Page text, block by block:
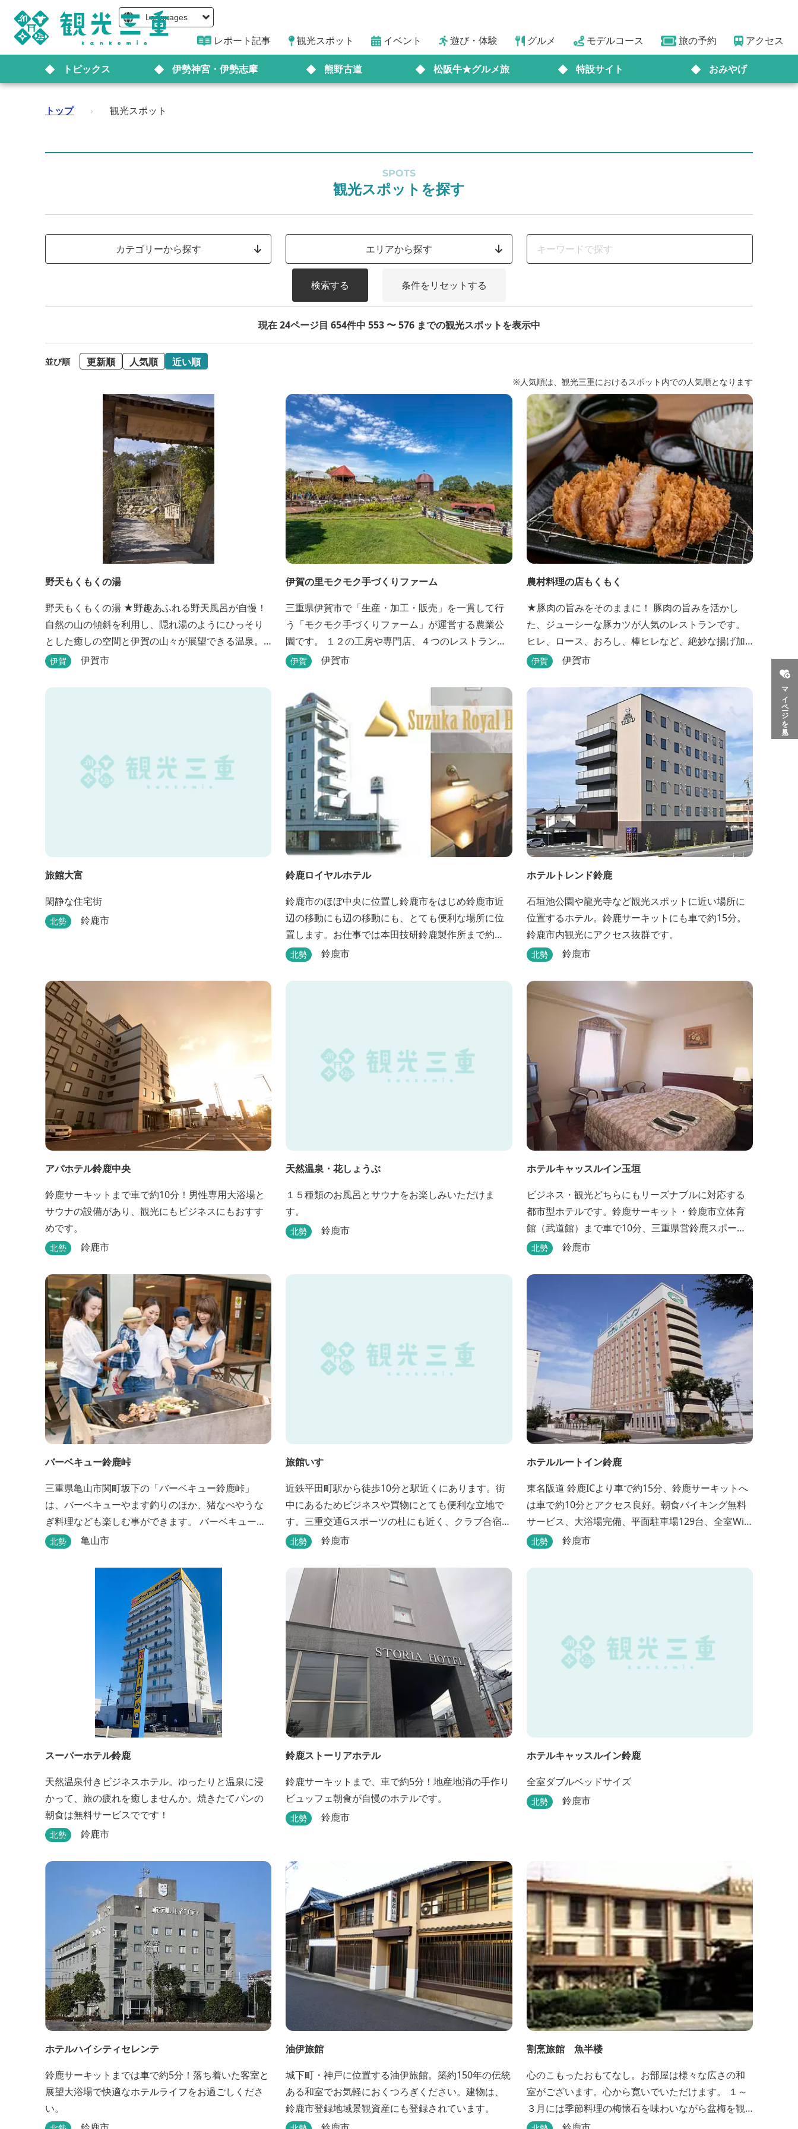
Languages
レポート記事 観光スポット イベント 遊び・体験 グルメ モデルコース 旅の予約 アクセス
トピックス 伊勢神宮・伊勢志摩 熊野古道 松阪牛★グルメ旅 特設サイト おみやげ
マイページを見る
トップ › 観光スポット
SPOTS
観光スポットを探す
カテゴリーから探す エリアから探す
検索する 条件をリセットする
現在 24ページ目 654件中 553 〜 576 までの観光スポットを表示中
並び順 更新順 人気順 近い順
※人気順は、観光三重におけるスポット内での人気順となります
野天もくもくの湯
野天もくもくの湯 ★野趣あふれる野天風呂が自慢！
自然の山の傾斜を利用し、隠れ湯のようにひっそり
とした癒しの空間と伊賀の山々が展望できる温泉。
温泉浴を楽しみながら森林浴も楽しめます。一枚岩
魅力です。 ★源泉100％の野天風呂 源泉100％の野
伊賀 伊賀市
伊賀の里モクモク手づくりファーム
三重県伊賀市で「生産・加工・販売」を一貫して行
う「モクモク手づくりファーム」が運営する農業公
園です。 １２の工房や専門店、４つのレストラン・
カフェ、３箇所の体験教室がある他、田んぼやいか
いただける遊び場もあります。 園内では、ミニブタ
くんたちのショーを見たり、ウインナーづくりやパ
ンづくりなどの手づくり体験教室や、食農体験プロ
グラムに参加したり...
伊賀 伊賀市
農村料理の店もくもく
★豚肉の旨みをそのままに！ 豚肉の旨みを活かし
た、ジューシーな豚カツが人気のレストランです。
ヒレ、ロース、おろし、棒ヒレなど、絶妙な揚げ加
減を追求した豚カツです。揚げたてを食べていただ
す。 ★手作りのお蕎麦をお楽しみいただけます！ お
蕎麦は毎日お店で打ってつくっております。北海道
や三重のそば粉を使用してつくる、喉ごしの良い昔
ながらのお蕎麦...
伊賀 伊賀市
旅館大富
閑静な住宅街
北勢 鈴鹿市
鈴鹿ロイヤルホテル
鈴鹿市のほぼ中央に位置し鈴鹿市をはじめ鈴鹿市近
辺の移動にも辺の移動にも、とても便利な場所に位
置します。お仕事では本田技研鈴鹿製作所まで約
500m、行楽では鈴鹿サーキット様まで約1,3キロ、
ロととても近い場所にあります。亀山市へのアクセ
北勢 鈴鹿市
ホテルトレンド鈴鹿
石垣池公園や龍光寺など観光スポットに近い場所に
位置するホテル。鈴鹿サーキットにも車で約15分。
鈴鹿市内観光にアクセス抜群です。
北勢 鈴鹿市
アパホテル鈴鹿中央
鈴鹿サーキットまで車で約10分！男性専用大浴場と
サウナの設備があり、観光にもビジネスにもおすす
めです。
北勢 鈴鹿市
天然温泉・花しょうぶ
１５種類のお風呂とサウナをお楽しみいただけま
す。
北勢 鈴鹿市
ホテルキャッスルイン玉垣
ビジネス・観光どちらにもリーズナブルに対応する
都市型ホテルです。鈴鹿サーキット・鈴鹿市立体育
館（武道館）まで車で10分、三重県営鈴鹿スポーツ
ガーデンまで車で15分の好立地！！ さらに、全檜造
す。
北勢 鈴鹿市
バーベキュー鈴鹿峠
三重県亀山市関町坂下の「バーベキュー鈴鹿峠」
は、バーベキューやます釣りのほか、猪なべやうな
ぎ料理なども楽しむ事ができます。 バーベキュー
は、食材から付属品まで全て揃っていますので手ぶ
で、釣ったその場で味わえる「マス釣り」も人気で
で、様々なイベントで、ぜひご利用ください。
北勢 亀山市
旅館いすゞ
近鉄平田町駅から徒歩10分と駅近くにあります。街
中にあるためビジネスや買物にとても便利な立地で
す。三重交通Gスポーツの杜にも近く、クラブ合宿な
どに最適です。
北勢 鈴鹿市
ホテルルートイン鈴鹿
東名阪道 鈴鹿ICより車で約15分、鈴鹿サーキットへ
は車で約10分とアクセス良好。朝食バイキング無料
サービス、大浴場完備、平面駐車場129台、全室Wi-
Fi完備。ビジネスにも観光にもご利用頂ける快適なホ
北勢 鈴鹿市
スーパーホテル鈴鹿
天然温泉付きビジネスホテル。ゆったりと温泉に浸
かって、旅の疲れを癒しませんか。焼きたてパンの
朝食は無料サービスでです！
北勢 鈴鹿市
鈴鹿ストーリアホテル
鈴鹿サーキットまで、車で約5分！地産地消の手作り
ビュッフェ朝食が自慢のホテルです。
北勢 鈴鹿市
ホテルキャッスルイン鈴鹿
全室ダブルベッドサイズ
北勢 鈴鹿市
ホテルハイシティセレンテ
鈴鹿サーキットまでは車で約5分！落ち着いた客室と
展望大浴場で快適なホテルライフをお過ごしくださ
い。
油伊旅館
城下町・神戸に位置する油伊旅館。築約150年の伝統
ある和室でお気軽におくつろぎください。建物は、
鈴鹿市登録地域景観資産にも登録されています。
割烹旅館 魚半楼
心のこもったおもてなし。お部屋は様々な広さの和
室がございます。心から寛いでいただけます。 １～
３月には季節料理の梅懐石を味わいながら盆梅を観
賞することができるとあって、大人の女性にも人気